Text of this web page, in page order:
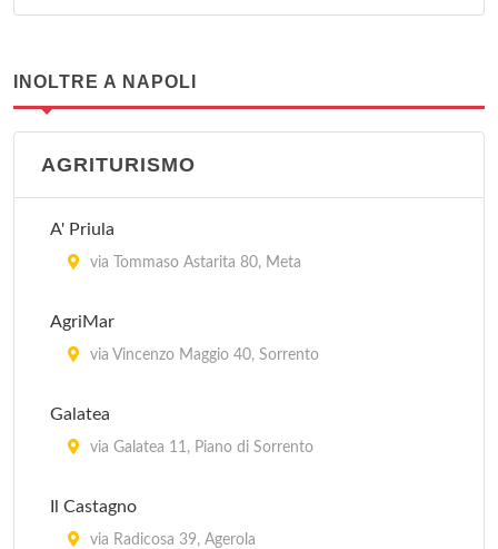
INOLTRE A NAPOLI
AGRITURISMO
A' Priula
via Tommaso Astarita 80, Meta
AgriMar
via Vincenzo Maggio 40, Sorrento
Galatea
via Galatea 11, Piano di Sorrento
Il Castagno
via Radicosa 39, Agerola